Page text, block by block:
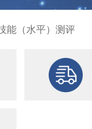
能（水平）测评